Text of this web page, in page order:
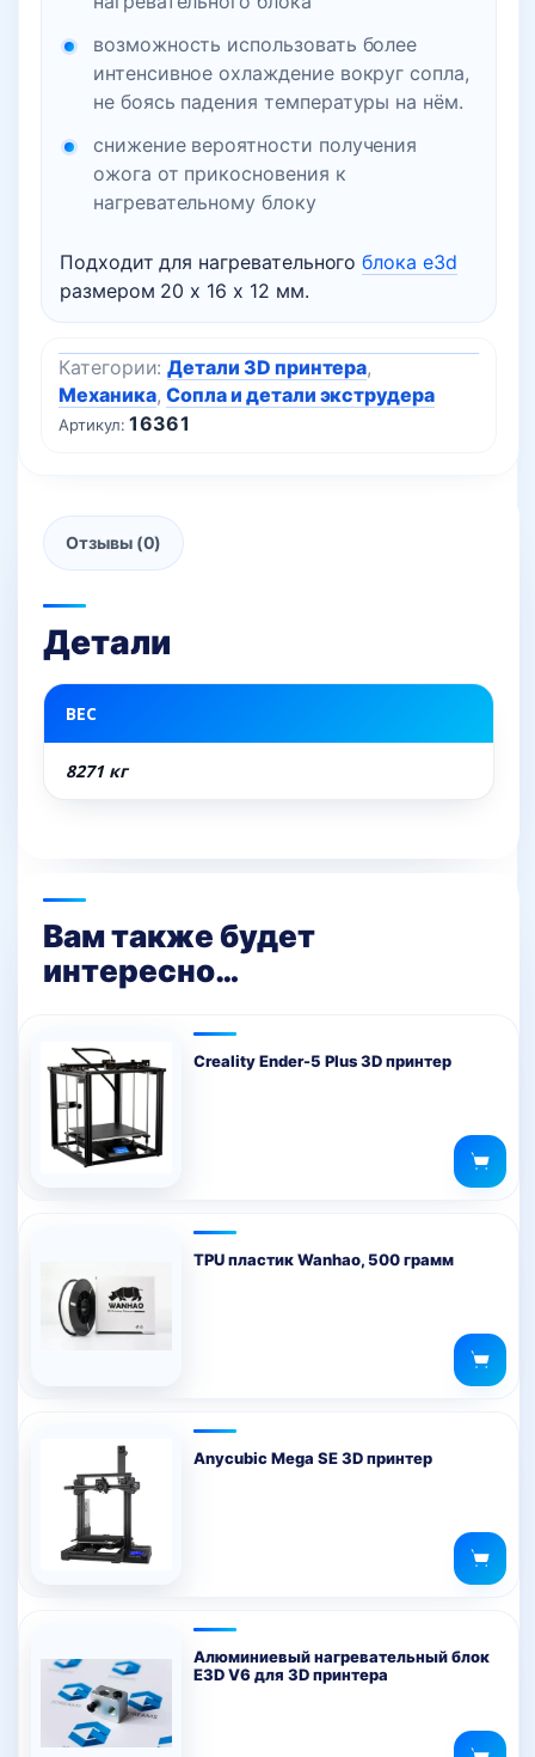
возможность использовать более
интенсивное охлаждение вокруг сопла,
не боясь падения температуры на нём.
снижение вероятности получения
ожога от прикосновения к
нагревательному блоку
Подходит для нагревательногоблока e3d
размером 20 х 16 х 12 мм.
Артикул:16361
Категории:Детали 3D принтера,
Механика,Сопла и детали экструдера
Отзывы (0)
Детали
ВЕС
8271 кг
Вам также будет
интересно…
Creality Ender-5 Plus 3D принтер
TPU пластик Wanhao, 500 грамм
Anycubic Mega SE 3D принтер
Алюминиевый нагревательный блок
E3D V6 для 3D принтера